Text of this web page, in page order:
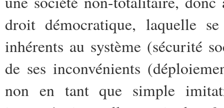
droit démocratique, laquelle
inhérents au système (sécurité
de ses inconvénients
non en tant que simple